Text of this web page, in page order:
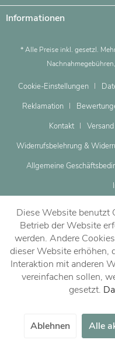
Dein Beratungstermin
Jetzt vereinbaren!
Informationen
* Alle Preise inkl. gesetzl.
Cookie-Einstellungen
Reklamation
Kontakt
Widerrufsbelehrung &
Allgemeine
Diese Website benutzt
Betrieb der Website
werden. Andere
dieser Website erhöhen,
Interaktion mit anderen
vereinfachen sollen,
gesetzt.
Ablehnen Alle